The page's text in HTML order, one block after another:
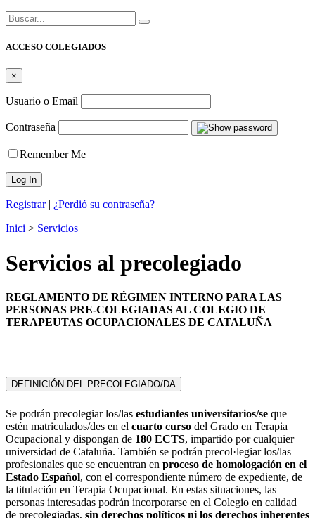
Buscar:
ACCESO COLEGIADOS
×
Usuario o Email
Contraseña
Remember Me
Registrar| ¿Perdió su contraseña?
Inici > Servicios
Servicios al precolegiado
REGLAMENTO DE RÉGIMEN INTERNO PARA LAS
PERSONAS PRE-COLEGIADAS AL COLEGIO DE
TERAPEUTAS OCUPACIONALES DE CATALUÑA
DEFINICIÓN DEL PRECOLEGIADO/DA
Se podrán precolegiar los/las estudiantes universitarios/se que
estén matriculados/des en el cuarto curso del Grado en Terapia
Ocupacional y dispongan de 180 ECTS, impartido por cualquier
universidad de Cataluña. También se podrán precol·legiar los/las
profesionales que se encuentran en proceso de homologación en el
Estado Español, con el correspondiente número de expediente, de
la titulación en Terapia Ocupacional. En estas situaciones, las
personas interesadas podrán incorporarse en el Colegio en calidad
de precolegiadas, sin derechos políticos ni los derechos inherentes